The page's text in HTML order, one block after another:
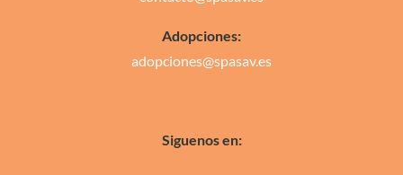
Adopciones:
adopciones@spasav.es
Siguenos en: